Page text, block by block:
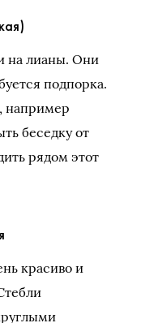
на лианы. Они
подпорка.
например
беседку от
рядом этот
красиво и